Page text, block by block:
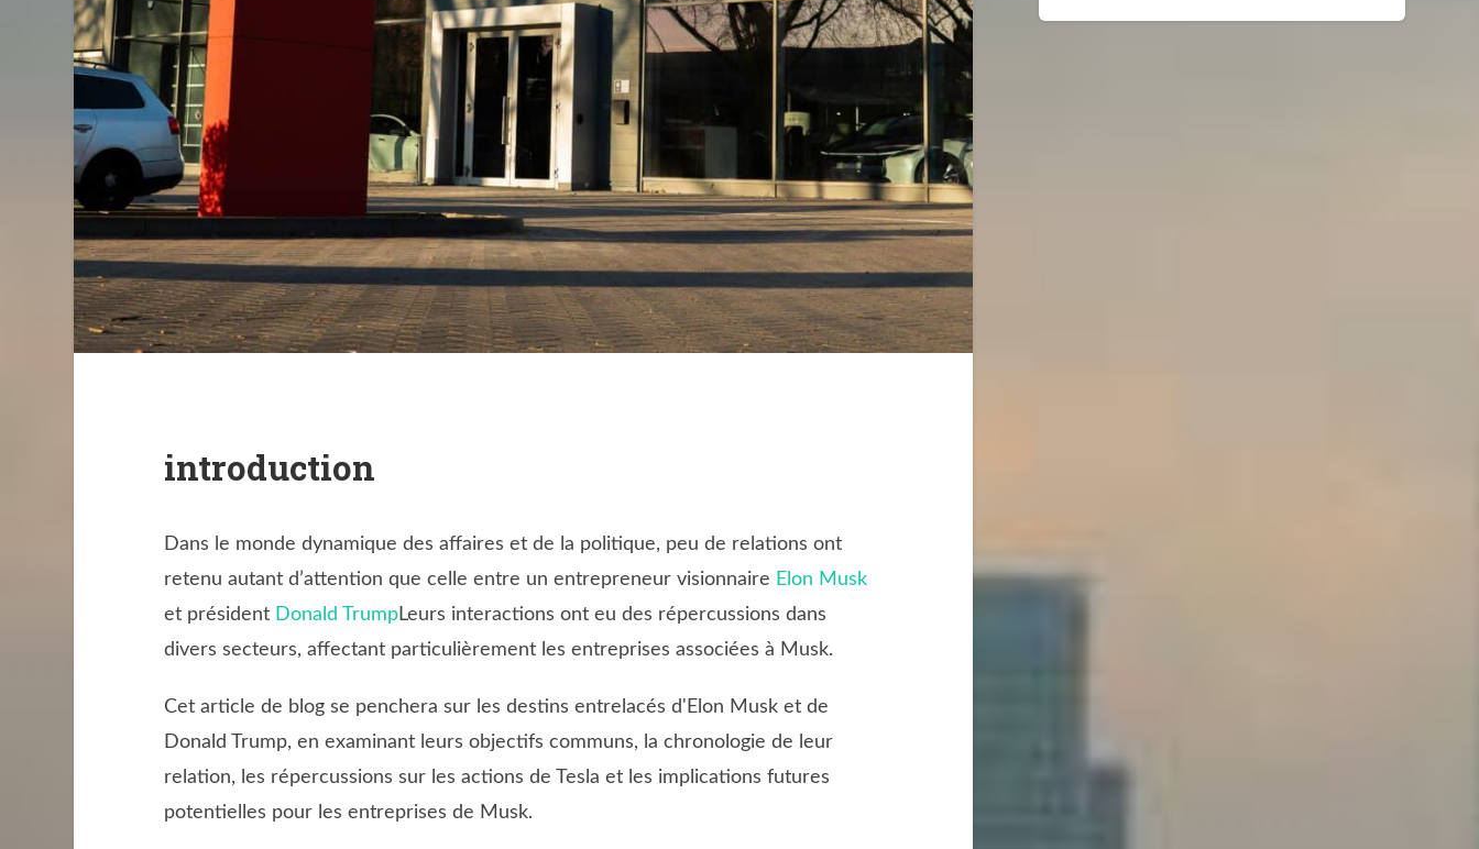
introduction
Dans le monde dynamique des affaires et de la politique, peu de relations ont
retenu autant d’attention que celle entre un entrepreneur visionnaire Elon Musk
et président Donald TrumpLeurs interactions ont eu des répercussions dans
divers secteurs, affectant particulièrement les entreprises associées à Musk.
Cet article de blog se penchera sur les destins entrelacés d'Elon Musk et de
Donald Trump, en examinant leurs objectifs communs, la chronologie de leur
relation, les répercussions sur les actions de Tesla et les implications futures
potentielles pour les entreprises de Musk.